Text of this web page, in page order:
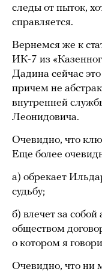
следы от пыток,
справляется.
Вернемся же к
ИК-7 из
Дадина сейчас
причем не
внутренней
Леонидовича.
Очевидно, что
Еще более
а) обрекает
судьбу;
б) влечет за
обществом
о котором я
Очевидно, что ни